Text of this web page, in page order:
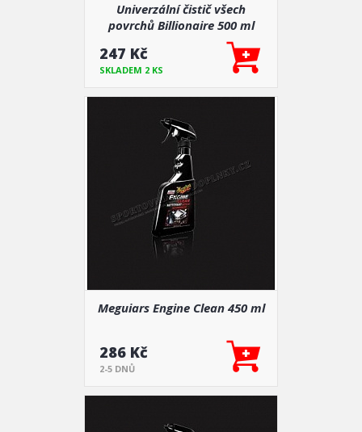
Univerzální čistič všech
povrchů Billionaire 500 ml
247 Kč
SKLADEM 2 KS
Meguiars Engine Clean 450 ml
286 Kč
2-5 DNŮ